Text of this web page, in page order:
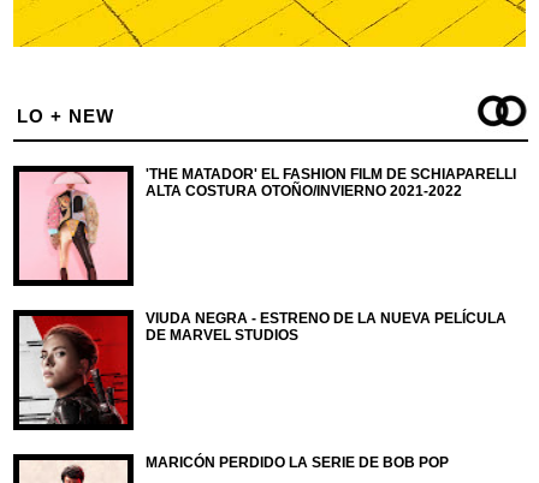
LO + NEW
'THE MATADOR' EL FASHION FILM DE SCHIAPARELLI
ALTA COSTURA OTOÑO/INVIERNO 2021-2022
VIUDA NEGRA - ESTRENO DE LA NUEVA PELÍCULA
DE MARVEL STUDIOS
MARICÓN PERDIDO LA SERIE DE BOB POP